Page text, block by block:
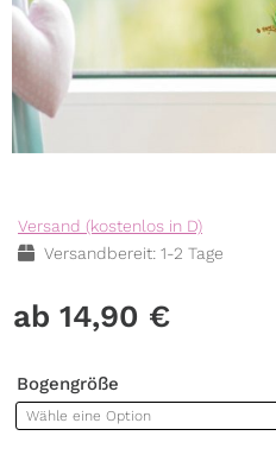
Versand (kostenlos in D)
Versandbereit: 1-2 Tage
14,90 €
Bogengröße